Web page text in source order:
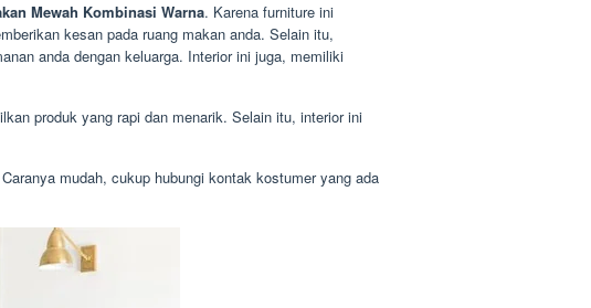
Mewah Kombinasi Warna. Karena furniture ini
kesan pada ruang makan anda. Selain itu,
anda dengan keluarga. Interior ini juga, memiliki
produk yang rapi dan menarik. Selain itu, interior ini
mudah, cukup hubungi kontak kostumer yang ada